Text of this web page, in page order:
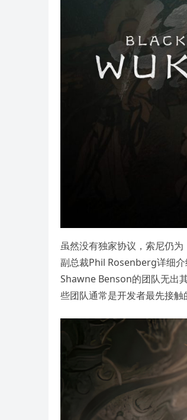
虽然没有独家协议，索尼仍
副总裁Phil Rosenberg详细
Shawne Benson的团队无出
些团队通常是开发者最先接触